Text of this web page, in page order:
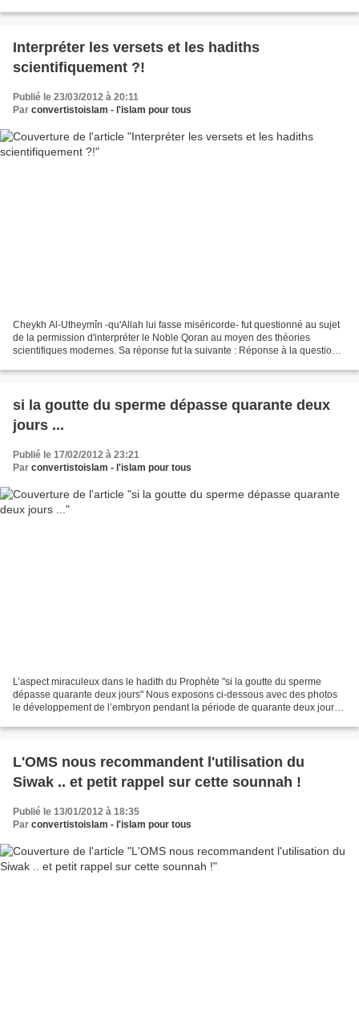
Interpréter les versets et les hadiths
scientifiquement ?!
Publié le 23/03/2012 à 20:11
Par convertistoislam - l'islam pour tous
Cheykh Al-Utheymîn -qu'Allah lui fasse miséricorde- fut questionné au sujet
de la permission d'interpréter le Noble Qoran au moyen des théories
scientifiques modernes. Sa réponse fut la suivante : Réponse à la question
si la goutte du sperme dépasse quarante deux
jours ...
Publié le 17/02/2012 à 23:21
Par convertistoislam - l'islam pour tous
L’aspect miraculeux dans le hadith du Prophète "si la goutte du sperme
dépasse quarante deux jours" Nous exposons ci-dessous avec des photos
le développement de l’embryon pendant la période de quarante deux jours
L'OMS nous recommandent l'utilisation du
Siwak .. et petit rappel sur cette sounnah !
Publié le 13/01/2012 à 18:35
Par convertistoislam - l'islam pour tous